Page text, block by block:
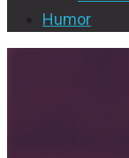
Humor